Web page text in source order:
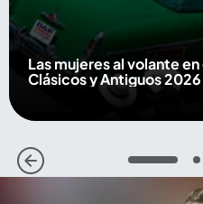
Las mujeres al volante
Clásicos y Antiguos 2026
1 2